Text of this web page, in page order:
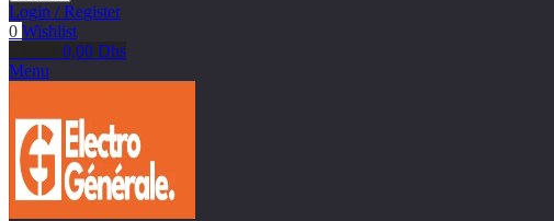
Login / Register
0 Wishlist
0,00 Dhs
Menu